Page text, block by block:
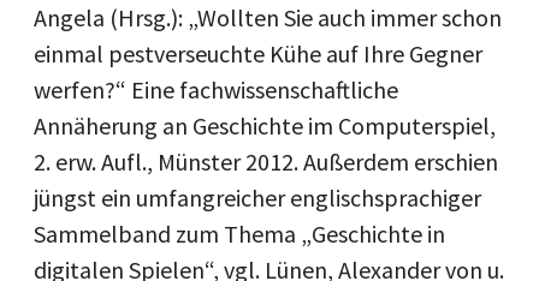
Angela (Hrsg.): „Wollten Sie auch immer schon
einmal pestverseuchte Kühe auf Ihre Gegner
werfen?“ Eine fachwissenschaftliche
Annäherung an Geschichte im Computerspiel,
2. erw. Aufl., Münster 2012. Außerdem erschien
jüngst ein umfangreicher englischsprachiger
Sammelband zum Thema „Geschichte in
digitalen Spielen“, vgl. Lünen, Alexander von u.